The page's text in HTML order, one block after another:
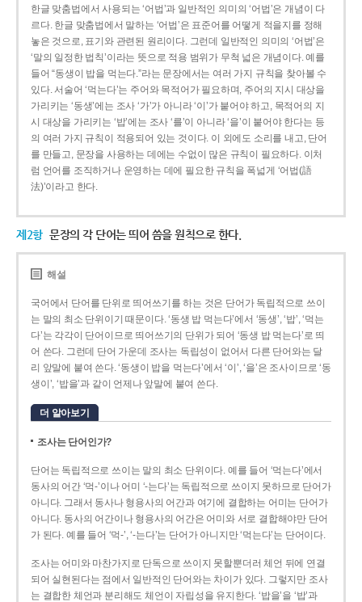
한글 맞춤법에서 사용되는 ‘어법’과 일반적인 의미의 ‘어법’은 개념이 다
르다. 한글 맞춤법에서 말하는 ‘어법’은 표준어를 어떻게 적을지를 정해
놓은 것으로, 표기와 관련된 원리이다. 그런데 일반적인 의미의 ‘어법’은
‘말의 일정한 법칙’이라는 뜻으로 적용 범위가 무척 넓은 개념이다. 예를
들어 “동생이 밥을 먹는다.”라는 문장에서는 여러 가지 규칙을 찾아볼 수
있다. 서술어 ‘먹는다’는 주어와 목적어가 필요하며, 주어의 지시 대상을
가리키는 ‘동생’에는 조사 ‘가’가 아니라 ‘이’가 붙어야 하고, 목적어의 지
시 대상을 가리키는 ‘밥’에는 조사 ‘를’이 아니라 ‘을’이 붙어야 한다는 등
의 여러 가지 규칙이 적용되어 있는 것이다. 이 외에도 소리를 내고, 단어
를 만들고, 문장을 사용하는 데에는 수없이 많은 규칙이 필요하다. 이처
럼 언어를 조직하거나 운영하는 데에 필요한 규칙을 폭넓게 ‘어법(語
法)’이라고 한다.
제2항 문장의 각 단어는 띄어 씀을 원칙으로 한다.
해설
국어에서 단어를 단위로 띄어쓰기를 하는 것은 단어가 독립적으로 쓰이
는 말의 최소 단위이기 때문이다. ‘동생 밥 먹는다’에서 ‘동생’, ‘밥’, ‘먹는
다’는 각각이 단어이므로 띄어쓰기의 단위가 되어 ‘동생 밥 먹는다’로 띄
어 쓴다. 그런데 단어 가운데 조사는 독립성이 없어서 다른 단어와는 달
리 앞말에 붙여 쓴다. ‘동생이 밥을 먹는다’에서 ‘이’, ‘을’은 조사이므로 ‘동
생이’, ‘밥을’과 같이 언제나 앞말에 붙여 쓴다.
더 알아보기
조사는 단어인가?
단어는 독립적으로 쓰이는 말의 최소 단위이다. 예를 들어 ‘먹는다’에서
동사의 어간 ‘먹-­’이나 어미 ‘­-는다’는 독립적으로 쓰이지 못하므로 단어가
아니다. 그래서 동사나 형용사의 어간과 여기에 결합하는 어미는 단어가
아니다. 동사의 어간이나 형용사의 어간은 어미와 서로 결합해야만 단어
가 된다. 예를 들어 ‘먹-’, ‘-는다’는 단어가 아니지만 ‘먹는다’는 단어이다.
조사는 어미와 마찬가지로 단독으로 쓰이지 못할뿐더러 체언 뒤에 연결
되어 실현된다는 점에서 일반적인 단어와는 차이가 있다. 그렇지만 조사
는 결합한 체언과 분리해도 체언이 자립성을 유지한다. ‘밥을’을 ‘밥’과